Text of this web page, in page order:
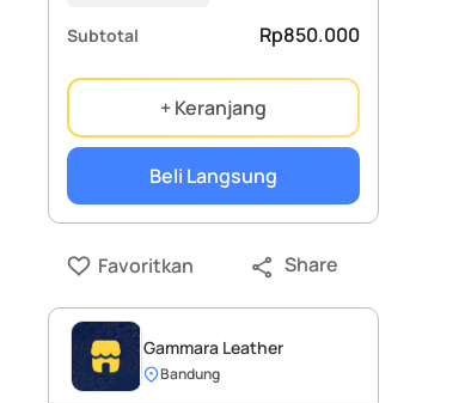
Subtotal Rp850.000
+ Keranjang
Beli Langsung
Favoritkan Share
Gammara Leather
Bandung